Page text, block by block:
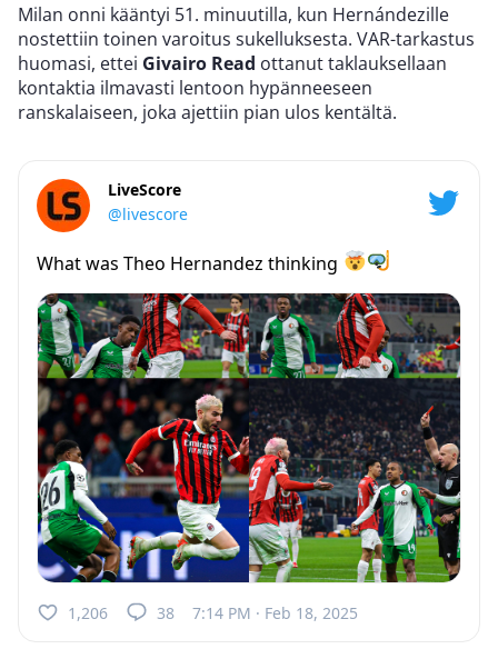
Milan onni kääntyi 51. minuutilla, kun Hernándezille
nostettiin toinen varoitus sukelluksesta. VAR-tarkastus
huomasi, ettei Givairo Read ottanut taklauksellaan
kontaktia ilmavasti lentoon hypänneeseen
ranskalaiseen, joka ajettiin pian ulos kentältä.
LiveScore
@livescore
What was Theo Hernandez thinking
1,206 38 7:14 PM · Feb 18, 2025